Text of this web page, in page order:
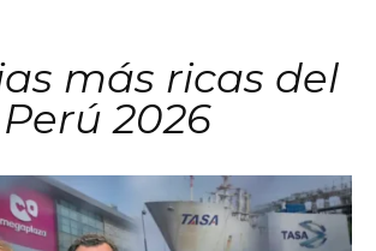
más ricas del
Perú 2026